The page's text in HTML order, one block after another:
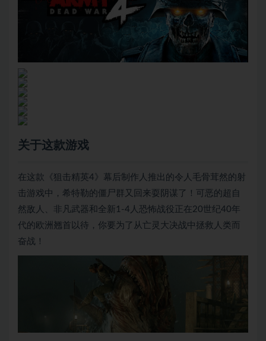
关于这款游戏
在这款《狙击精英4》幕后制作人推出的令人毛骨茸然的射
击游戏中，希特勒的僵尸群又回来耍阴谋了！可恶的超自
然敌人、非凡武器和全新1-4人恐怖战役正在20世纪40年
代的欧洲翘首以待，你要为了从亡灵大决战中拯救人类而
奋战！